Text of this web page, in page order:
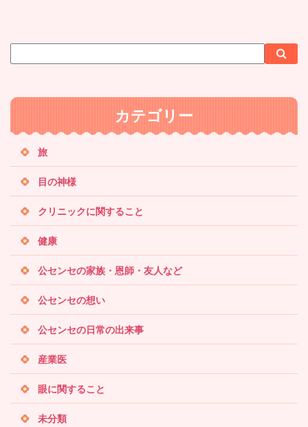
イ
内
索
索
カテゴリー
旅
目の神様
クリニックに関すること
健康
公センセの家族・恩師・友人など
公センセの想い
公センセの日常の出来事
産業医
眼に関すること
未分類